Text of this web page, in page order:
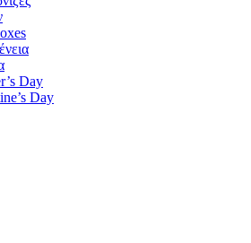
Day
Day